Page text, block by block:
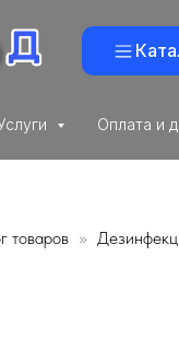
Оплата и
товаров